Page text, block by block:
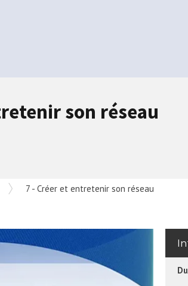
son réseau
7 - Créer et entretenir son réseau